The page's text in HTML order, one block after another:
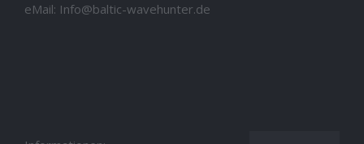
eMail: Info@baltic-wavehunter.de